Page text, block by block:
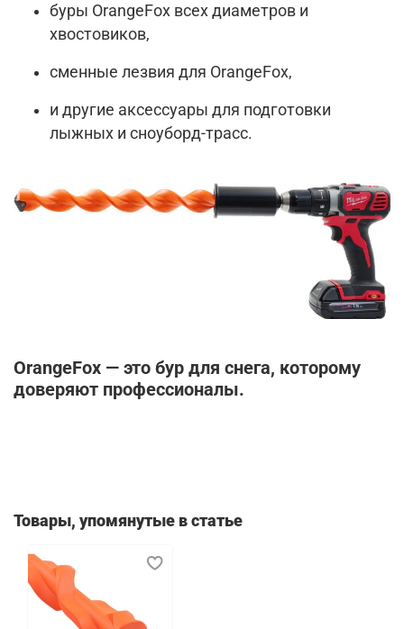
буры OrangeFox всех диаметров и
хвостовиков,
сменные лезвия для OrangeFox,
и другие аксессуары для подготовки
лыжных и сноуборд-трасс.
OrangeFox — это бур для снега, которому
доверяют профессионалы.
Товары, упомянутые в статье